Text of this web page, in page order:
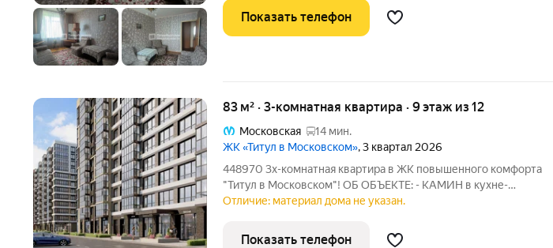
Показать телефон
83 м² · 3-комнатная квартира · 9 этаж из 12
Московская
14 мин.
ЖК «Титул в Московском», 3 квартал 2026
448970 3х-комнатная квартира в ЖК повышенного комфорта
"Титул в Московском"! ОБ ОБЪЕКТЕ: - КАМИН в кухне-
гостинной!!! - Просторная кухня 18 метров - Окна выходят на две
показан пример
Отличие: материал дома не указан.
Показать телефон